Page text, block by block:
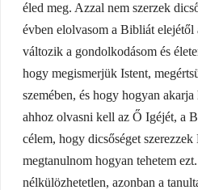
éled meg. Azzal nem szerzek
évben elolvasom a Bibliát elejétől
változik a gondolkodásom és
hogy megismerjük Istent,
szemében, és hogy hogyan
ahhoz olvasni kell az Ő Igéjét, a
célem, hogy dicsőséget
megtanulnom hogyan tehetem
nélkülözhetetlen, azonban a